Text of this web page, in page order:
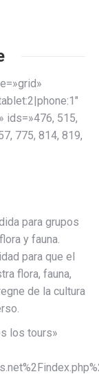
ids=»476, 515,
775, 814, 819,
para grupos
y fauna.
para que el
flora, fauna,
de la cultura
los tours»